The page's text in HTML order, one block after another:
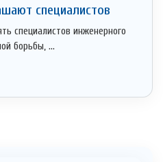
cпециaлистoв
специалистов инженерного
борьбы, ...